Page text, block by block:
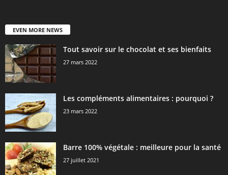
EVEN MORE NEWS
Tout savoir sur le chocolat et ses bienfaits
27 mars 2022
Les compléments alimentaires : pourquoi ?
23 mars 2022
Barre 100% végétale : meilleure pour la santé
27 juillet 2021